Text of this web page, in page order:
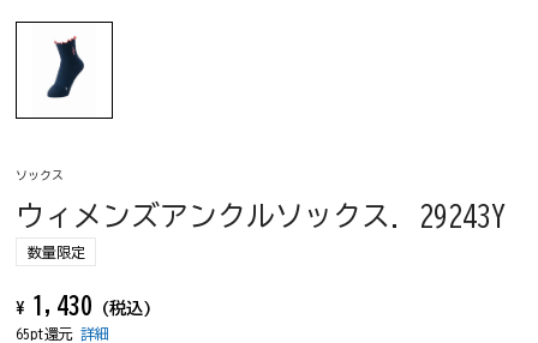
ソックス
ウィメンズアンクルソックス. 29243Y
数量限定
¥ 1,430 (税込)
65pt還元詳細